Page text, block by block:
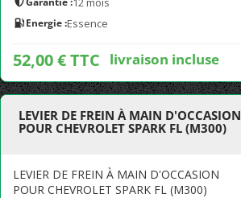
Energie :Essence
52,00 € TTC livraison incluse
LEVIER DE FREIN À MAIN D'OCCASION
POUR CHEVROLET SPARK FL (M300)
LEVIER DE FREIN À MAIN D'OCCASION
POUR CHEVROLET SPARK FL (M300)